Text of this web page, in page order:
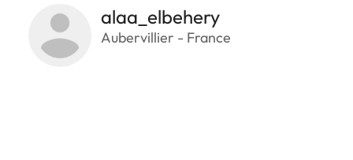
alaa_elbehery
Aubervillier - France